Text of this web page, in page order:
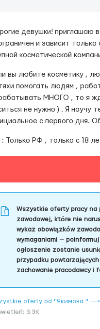
девушки! приглашаю
и зависит
косметической
вы любите косметику ,
помогать людям ,
МНОГО , то я
не нужно ) . Я научу
с первого дня.
: Только РФ , только с 18
Wszystkie oferty pracy na
zawodowej, które nie
wykaz obowiązków
wymaganiami —
ogłoszenie zostanie
przypadku
zachowanie pracodawcy i
oferty od "Якимова " ⟶
3.3K